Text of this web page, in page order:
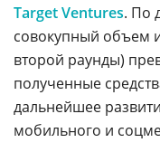
Target Ventures. По
совокупный объем
второй раунды)
полученные
дальнейшее
мобильного и